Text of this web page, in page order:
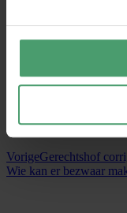
VorigeGerechtshof
Wie kan er bezwaar